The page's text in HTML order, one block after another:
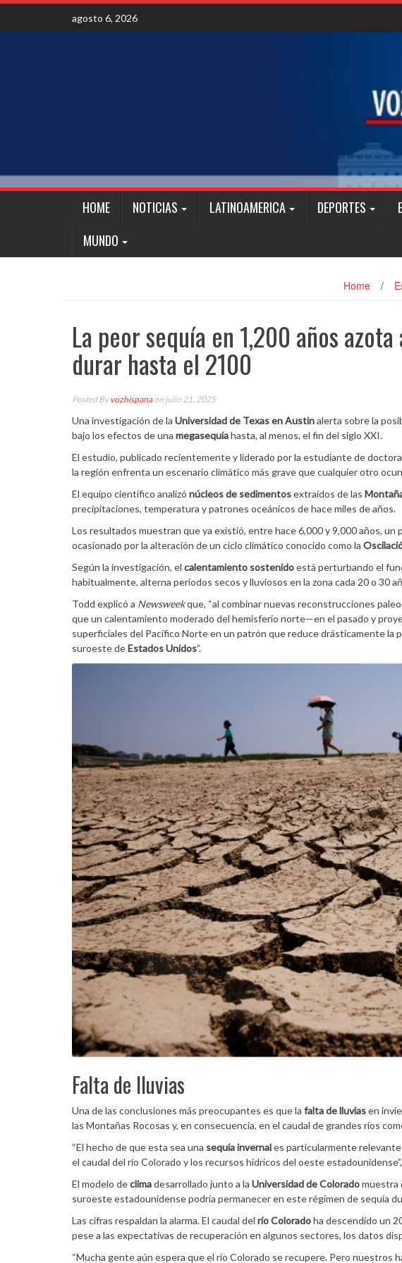
Skip
content
agosto 6, 2026
HOME NOTICIAS LATINOAMERICA DEPORTES
MUNDO
Home /
La peor sequía en 1,200 años
durar hasta el 2100
Posted Byvozhispanaon julio 21, 2025
Una investigación de la Universidad de Texas en Austinalerta sobre la
bajo los efectos de una megasequíahasta, al menos, el fin del siglo XXI.
El estudio, publicado recientemente y liderado por la estudiante de
la región enfrenta un escenario climático más grave que cualquier otro
El equipo científico analizó núcleos de sedimentosextraídos de las
precipitaciones, temperatura y patrones oceánicos de hace miles de años.
Los resultados muestran que ya existió, entre hace 6,000 y 9,000 años, un
ocasionado por la alteración de un ciclo climático conocido como la
Según la investigación, el calentamiento sostenidoestá perturbando el
habitualmente, alterna periodos secos y lluviosos en la zona cada 20 o 30
Todd explicó a Newsweekque, “al combinar nuevas reconstrucciones
que un calentamiento moderado del hemisferio norte—en el pasado y
superficiales del Pacífico Norte en un patrón que reduce drásticamente la
suroeste deEstadosUnidos”.
Falta de lluvias
Una de las conclusiones más preocupantes es que la faltadelluviasen
las Montañas Rocosas y, en consecuencia, en el caudal de grandes ríos
“El hecho de que esta sea una sequíainvernales particularmente relevante
el caudal del río Colorado y los recursos hídricos del oeste
El modelo declimadesarrollado junto a la Universidad de Coloradomuestra
suroeste estadounidense podría permanecer en este régimen de sequía
Las cifras respaldan la alarma. El caudal del río Coloradoha descendido un
pese a las expectativas de recuperación en algunos sectores, los datos
“Mucha gente aún espera que el río Colorado se recupere. Pero nuestros